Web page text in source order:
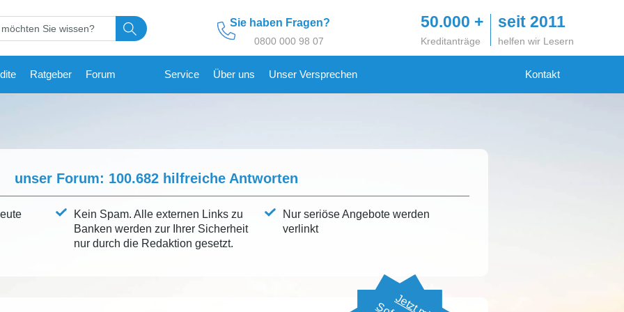
Sie haben Fragen?
0800 000 98 07
50.000 +
Kreditanträge
seit 2011
helfen wir Lesern
Ratgeber Forum Service Über uns Unser Versprechen Kontakt
unser Forum: 100.682hilfreiche Antworten
Kein Spam. Alle externen Links zu
Banken werden zur Ihrer Sicherheit
nur durch die Redaktion gesetzt.
Nur seriöse Angebote werden
verlinkt